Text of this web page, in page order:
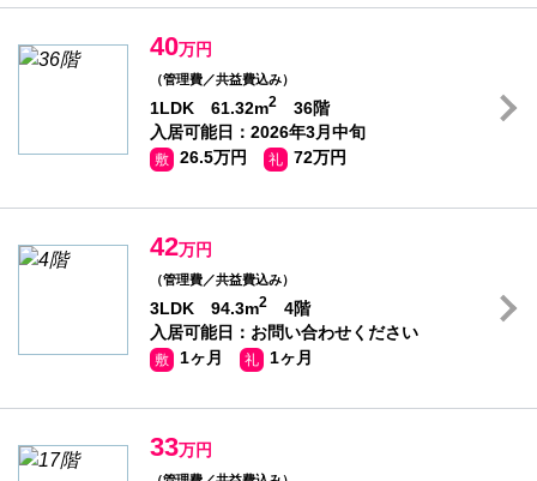
40万円
（管理費／共益費込み）
1LDK 61.32m2
36階
入居可能日：2026年3月中旬
敷 26.5万円 礼 72万円
42万円
（管理費／共益費込み）
3LDK 94.3m2
4階
入居可能日：お問い合わせください
敷 1ヶ月 礼 1ヶ月
33万円